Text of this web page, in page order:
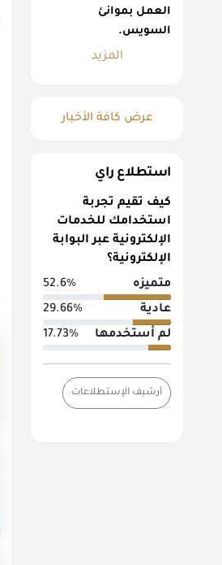
العمل بموانئ
السويس.
المزيد
عرض كافة الأخبار
استطلاع راي
كيف تقيم تجربة
استخدامك للخدمات
الإلكترونية عبر البوابة
الإلكترونية؟
متميزه
52.6%
عادية
29.66%
لم أستخدمها
17.73%
أرشيف الإستطلاعات